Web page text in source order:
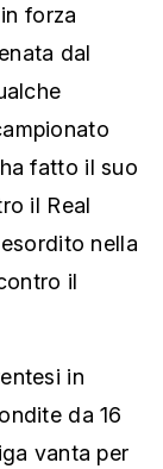
forza
dal
fatto il suo
il Real
nella
il
in
da 16
vanta per